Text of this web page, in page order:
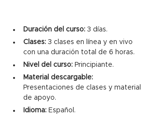
Duración del curso: 3 días.
Clases: 3 clases en línea y en vivo
con una duración total de 6 horas.
Nivel del curso: Principiante.
Material descargable:
Presentaciones de clases y material
de apoyo.
Idioma: Español.